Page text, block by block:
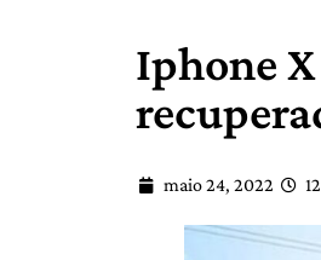
Iphone
maio 24, 2022